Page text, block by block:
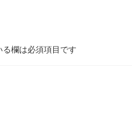
る欄は必須項目です